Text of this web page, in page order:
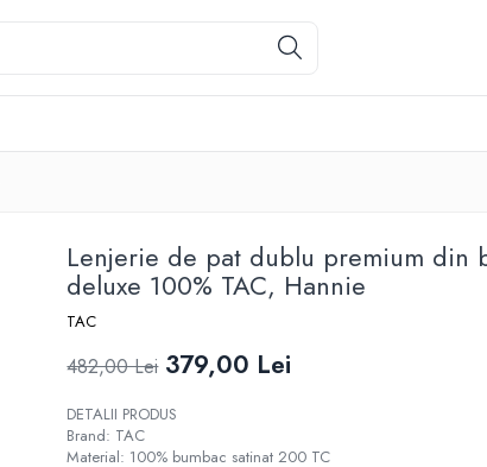
Lenjerie de pat dublu premium din
deluxe 100% TAC, Hannie
TAC
482,00 Lei 379,00 Lei
DETALII PRODUS
Brand: TAC
Material: 100% bumbac satinat 200 TC